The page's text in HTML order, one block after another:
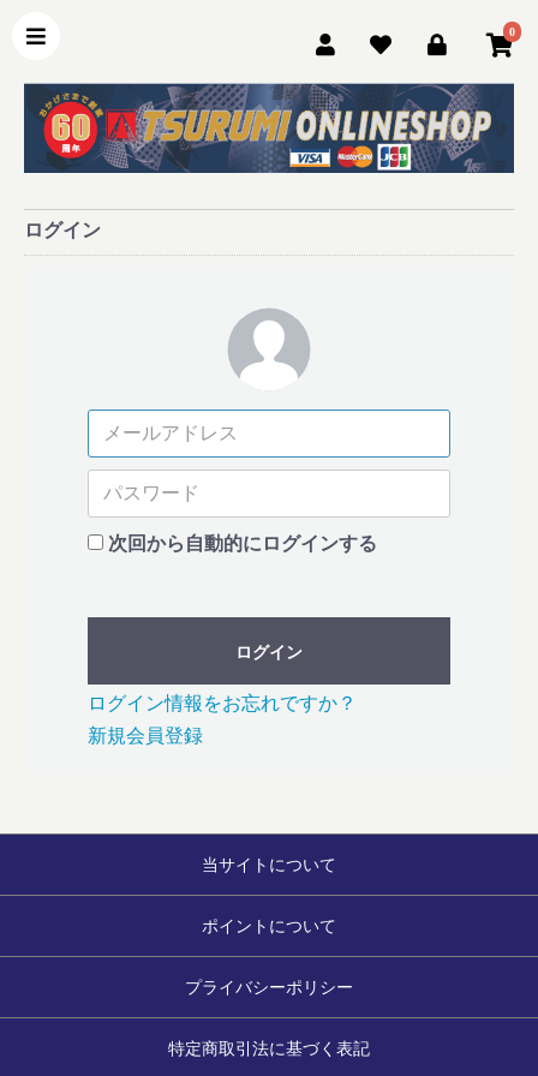
0
ログイン
次回から自動的にログインする
ログイン
ログイン情報をお忘れですか？
新規会員登録
当サイトについて
ポイントについて
プライバシーポリシー
特定商取引法に基づく表記